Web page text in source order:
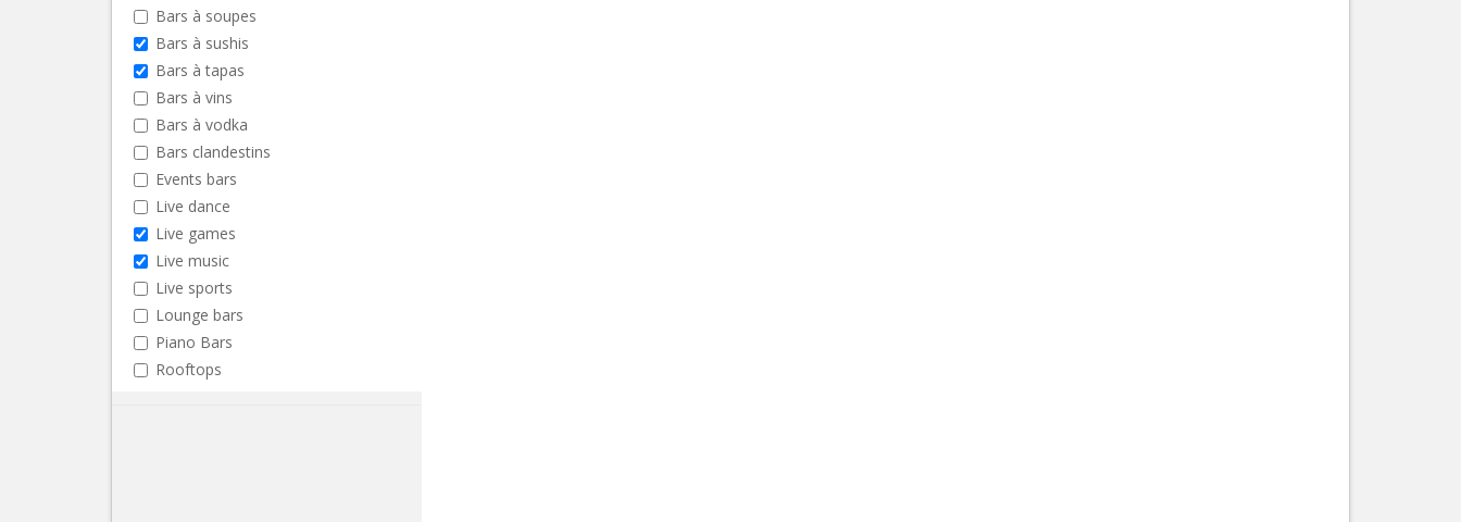
Bars à soupes
Bars à sushis
Bars à tapas
Bars à vins
Bars à vodka
Bars clandestins
Events bars
Live dance
Live games
Live music
Live sports
Lounge bars
Piano Bars
Rooftops